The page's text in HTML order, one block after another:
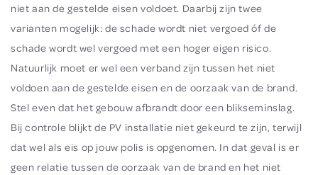
niet aan de gestelde eisen voldoet. Daarbij zijn twee
varianten mogelijk: de schade wordt niet vergoed óf de
schade wordt wel vergoed met een hoger eigen risico.
Natuurlijk moet er wel een verband zijn tussen het niet
voldoen aan de gestelde eisen en de oorzaak van de brand.
Stel even dat het gebouw afbrandt door een blikseminslag.
Bij controle blijkt de PV installatie niet gekeurd te zijn, terwijl
dat wel als eis op jouw polis is opgenomen. In dat geval is er
geen relatie tussen de oorzaak van de brand en het niet